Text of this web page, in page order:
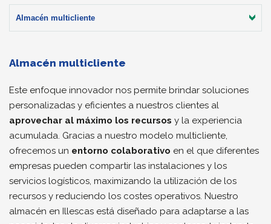
Almacén multicliente
Almacén multicliente
Este enfoque innovador nos permite brindar soluciones
personalizadas y eficientes a nuestros clientes al
aprovechar al máximo los recursos y la experiencia
acumulada. Gracias a nuestro modelo multicliente,
ofrecemos un entorno colaborativo en el que diferentes
empresas pueden compartir las instalaciones y los
servicios logísticos, maximizando la utilización de los
recursos y reduciendo los costes operativos. Nuestro
almacén en Illescas está diseñado para adaptarse a las